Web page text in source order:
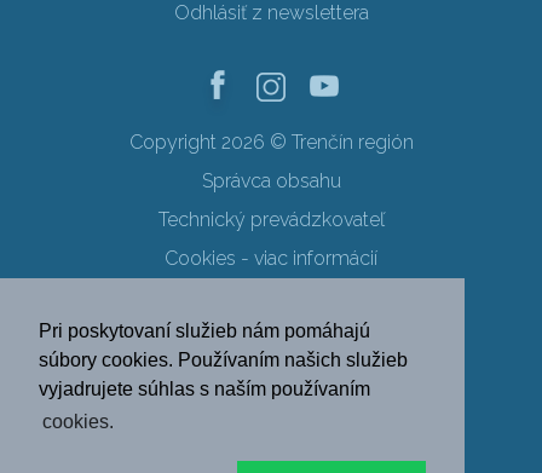
Pri poskytovaní služieb nám pomáhajú
súbory cookies. Používaním našich služieb
vyjadrujete súhlas s naším používaním
cookies.
Odhlásiť z newslettera
Copyright 2026 © Trenčín región
Správca obsahu
Technický prevádzkovateľ
Cookies - viac informácií
Ochrana osobných údajov
SK EN DE
PL